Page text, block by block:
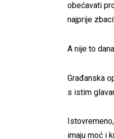
obećavati
najprije
A nije to
Građanska
s istim
imaju moć i